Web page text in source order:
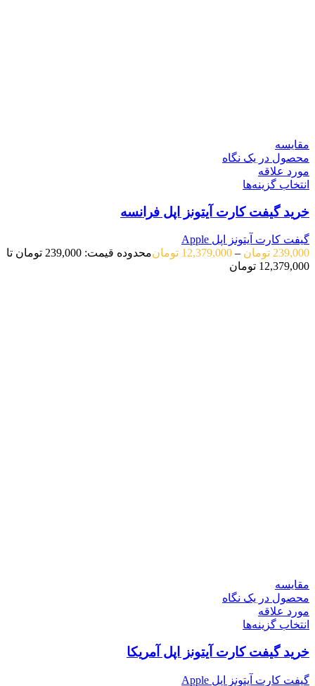
مقایسه
محصول در یک نگاه
مورد علاقه
انتخاب گزینه‌ها
خرید گیفت کارت آیتونز اپل فرانسه
گیفت کارت آیتونز اپل Apple
239,000 تومان –
12,379,000 تومان
محدوده قیمت: 239,000 تومان تا
12,379,000 تومان
مقایسه
محصول در یک نگاه
مورد علاقه
انتخاب گزینه‌ها
خرید گیفت کارت آیتونز اپل آمریکا
گیفت کارت آیتونز اپل Apple